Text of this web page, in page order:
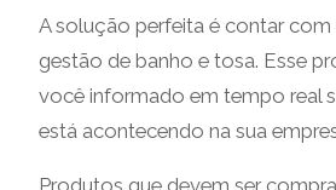
A solução perfeita é contar com
gestão de banho e tosa. Esse
você informado em tempo real
está acontecendo na sua
Produtos que devem ser